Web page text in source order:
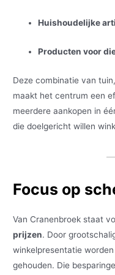
Huishoudelijke
Producten voor
Deze combinatie van
maakt het centrum een
meerdere aankopen in
die doelgericht willen
Focus op
Van Cranenbroek staat
prijzen. Door
winkelpresentatie
gehouden. Die